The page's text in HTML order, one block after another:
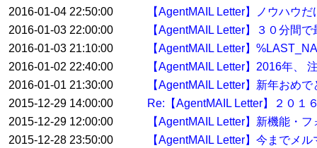
2016-01-04 22:50:00
【AgentMAIL Letter】ノウハウ
2016-01-03 22:00:00
【AgentMAIL Letter】３０分間
2016-01-03 21:10:00
【AgentMAIL Letter】
2016-01-02 22:40:00
【AgentMAIL Letter】2016年、
2016-01-01 21:30:00
【AgentMAIL Letter】新年おめ
2015-12-29 14:00:00
Re:【AgentMAIL Letter】２０１
2015-12-29 12:00:00
【AgentMAIL Letter】新機能・
2015-12-28 23:50:00
【AgentMAIL Letter】今までメ